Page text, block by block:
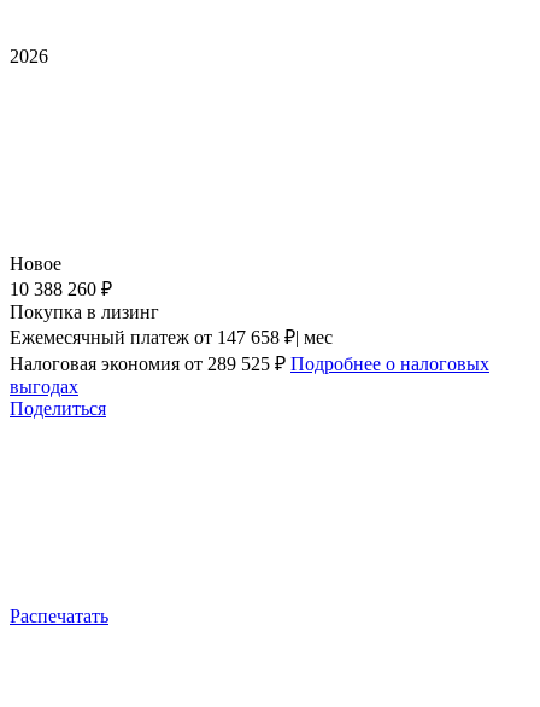
2026
Новое
10 388 260 ₽
Покупка в лизинг
Ежемесячный платеж от 147 658 ₽| мес
Налоговая экономия от 289 525 ₽ Подробнее о налоговых
выгодах
Поделиться
Распечатать